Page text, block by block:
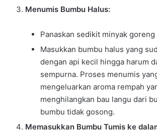
Menumis Bumbu Halus:
Panaskan sedikit minyak goreng
Masukkan bumbu halus yang
dengan api kecil hingga harum
sempurna. Proses menumis
mengeluarkan aroma rempah
menghilangkan bau langu dari
bumbu tidak gosong.
Memasukkan Bumbu Tumis ke